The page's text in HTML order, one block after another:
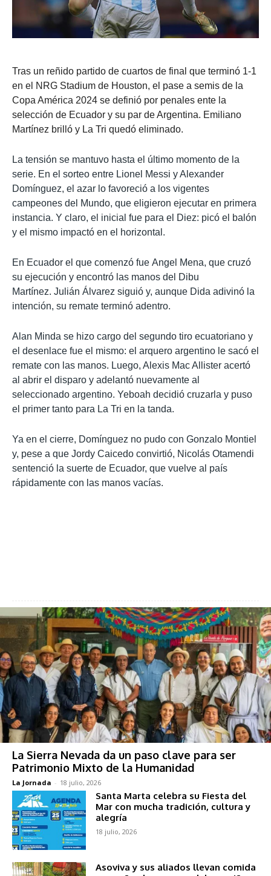
Tras un reñido partido de cuartos de final que terminó 1-1
en el NRG Stadium de Houston, el pase a semis de la
Copa América 2024 se definió por penales ente la
selección de Ecuador y su par de Argentina. Emiliano
Martínez brilló y La Tri quedó eliminado.
La tensión se mantuvo hasta el último momento de la
serie. En el sorteo entre Lionel Messi y Alexander
Domínguez, el azar lo favoreció a los vigentes
campeones del Mundo, que eligieron ejecutar en primera
instancia. Y claro, el inicial fue para el Diez: picó el balón
y el mismo impactó en el horizontal.
En Ecuador el que comenzó fue Angel Mena, que cruzó
su ejecución y encontró las manos del Dibu
Martínez. Julián Álvarez siguió y, aunque Dida adivinó la
intención, su remate terminó adentro.
Alan Minda se hizo cargo del segundo tiro ecuatoriano y
el desenlace fue el mismo: el arquero argentino le sacó el
remate con las manos. Luego, Alexis Mac Allister acertó
al abrir el disparo y adelantó nuevamente al
seleccionado argentino. Yeboah decidió cruzarla y puso
el primer tanto para La Tri en la tanda.
Ya en el cierre, Domínguez no pudo con Gonzalo Montiel
y, pese a que Jordy Caicedo convirtió, Nicolás Otamendi
sentenció la suerte de Ecuador, que vuelve al país
rápidamente con las manos vacías.
La Sierra Nevada da un paso clave para ser
Patrimonio Mixto de la Humanidad
La Jornada - 18 julio, 2026
Santa Marta celebra su Fiesta del
Mar con mucha tradición, cultura y
alegría
18 julio, 2026
Asoviva y sus aliados llevan comida